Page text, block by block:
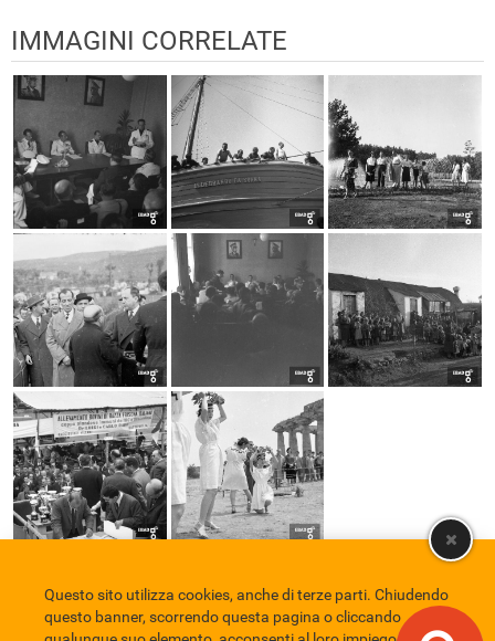
IMMAGINI CORRELATE
Comune di Eboli Servizio Bibliotecario Nazionale
Privacy policy
Credits
Questo sito utilizza cookies, anche di terze parti. Chiudendo
questo banner, scorrendo questa pagina o cliccando